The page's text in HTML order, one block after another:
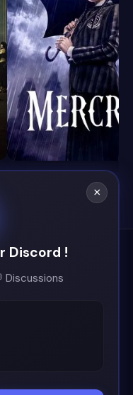
8.4
×
Discord !
Discussions